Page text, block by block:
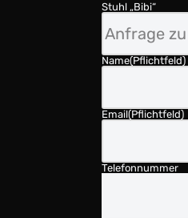
Stuhl „Bibi“
Name(Pflichtfeld)
Email(Pflichtfeld)
Telefonnummer